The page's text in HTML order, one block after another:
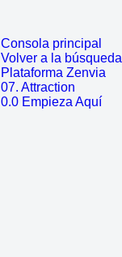
Consola principal
Volver a la búsqueda
Plataforma Zenvia
07. Attraction
0.0 Empieza Aquí